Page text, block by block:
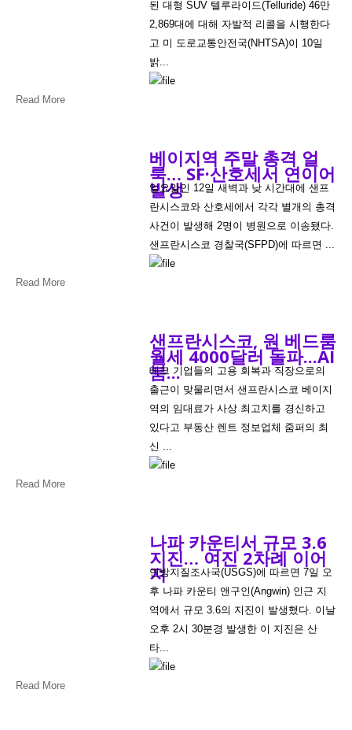
된 대형 SUV 텔루라이드(Telluride) 46만
2,869대에 대해 자발적 리콜을 시행한다
고 미 도로교통안전국(NHTSA)이 10일
밝...
Read More
베이지역 주말 총격 얼
룩… SF·산호세서 연이어
발생
일요일인 12일 새벽과 낮 시간대에 샌프
란시스코와 산호세에서 각각 별개의 총격
사건이 발생해 2명이 병원으로 이송됐다.
샌프란시스코 경찰국(SFPD)에 따르면 ...
Read More
샌프란시스코, 원 베드룸
월세 4000달러 돌파...AI
붐...
테크 기업들의 고용 회복과 직장으로의
출근이 맞물리면서 샌프란시스코 베이지
역의 임대료가 사상 최고치를 경신하고
있다고 부동산 렌트 정보업체 줌퍼의 최
신 ...
Read More
나파 카운티서 규모 3.6
지진… 여진 2차례 이어
져
연방지질조사국(USGS)에 따르면 7일 오
후 나파 카운티 앤구인(Angwin) 인근 지
역에서 규모 3.6의 지진이 발생했다. 이날
오후 2시 30분경 발생한 이 지진은 산
타...
Read More